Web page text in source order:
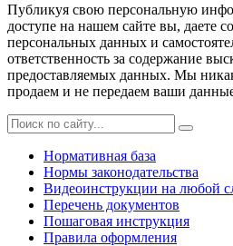
Публикуя свою персональную
доступе на нашем сайте вы, даете
персональных данных и
ответственность за содержание
предоставляемых данных. Мы
продаем и не передаем ваши
Нормативная база
Нормы законодательства
Видеоинструкции на любой
Перечень документов
Пошаговая инструкция
Правила оформления